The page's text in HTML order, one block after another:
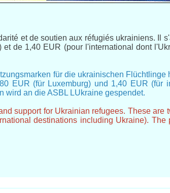
et de soutien aux réfugiés ukrainiens. Il
de 1,40 EUR (pour l'international dont
für die ukrainischen
EUR (für Luxemburg) und 1,40 EUR (für
wird an die ASBL LUkraine gespendet.
support for Ukrainian refugees. These are
destinations including Ukraine). The